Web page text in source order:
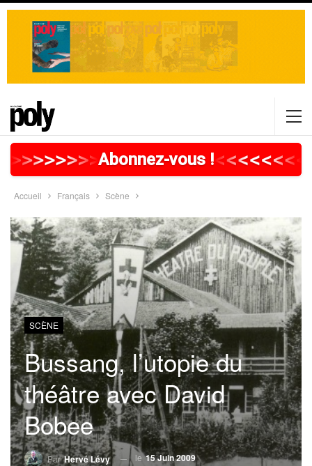
>>>>>>>>>>>>>>>>>
Abonnez-vous !<<<<<<<<
Accueil Français Scène
SCÈNE
Bussang, l’utopie du
théâtre avec David
Bobee
ParHervé Lévy le15 Juin 2009